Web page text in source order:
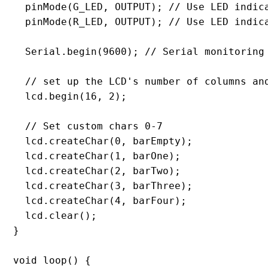
pinMode(G_LED, OUTPUT); // Use LED
pinMode(R_LED, OUTPUT); // Use LED
Serial.begin(9600); // Serial
// set up the LCD's number of columns
  lcd.begin(16, 2);
  // Set custom chars 0-7
  lcd.createChar(0, barEmpty);
  lcd.createChar(1, barOne);
  lcd.createChar(2, barTwo);
  lcd.createChar(3, barThree);
  lcd.createChar(4, barFour);
  lcd.clear();
}
void loop() {